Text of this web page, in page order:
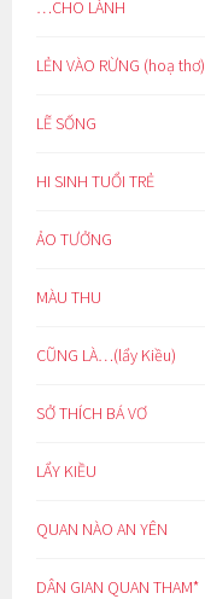
…CHO LÀNH
LẺN VÀO RỪNG (hoạ thơ)
LẼ SỐNG
HI SINH TUỔI TRẺ
ẢO TƯỞNG
MÀU THU
CŨNG LÀ…(lẩy Kiều)
SỞ THÍCH BÁ VƠ
LẨY KIỀU
QUAN NÀO AN YÊN
DÂN GIAN QUAN THAM*